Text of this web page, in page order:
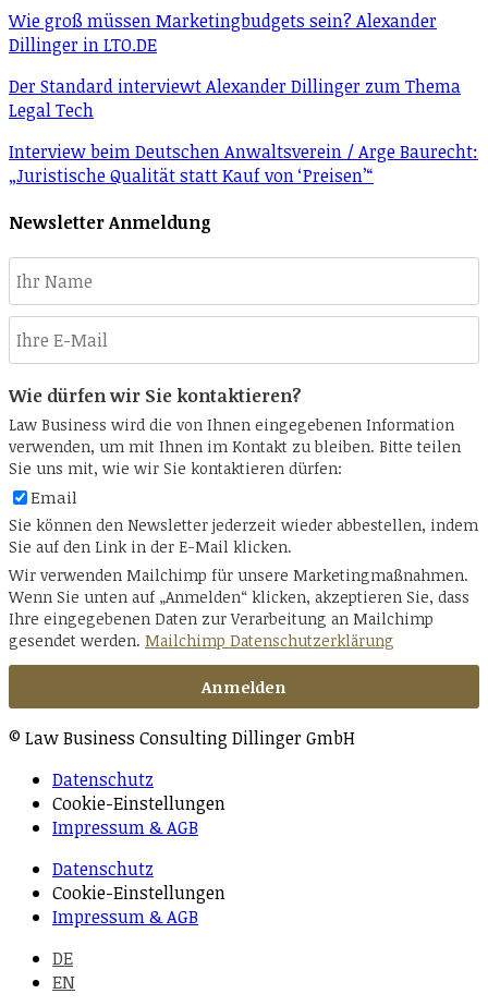
Wie groß müssen Mar­ke­ting­bud­gets sein? Alexander
Dillinger in LTO.DE
Der Standard interviewt Alexander Dillinger zum Thema
Legal Tech
Interview beim Deutschen Anwaltsverein / Arge Baurecht:
„Juristische Qualität statt Kauf von ‘Preisen’“
Newsletter Anmeldung
Wie dürfen wir Sie kontaktieren?
Law Business wird die von Ihnen eingegebenen Information
verwenden, um mit Ihnen im Kontakt zu bleiben. Bitte teilen
Sie uns mit, wie wir Sie kontaktieren dürfen:
Email
Sie können den Newsletter jederzeit wieder abbestellen, indem
Sie auf den Link in der E-Mail klicken.
Wir verwenden Mailchimp für unsere Marketingmaßnahmen.
Wenn Sie unten auf „Anmelden“ klicken, akzeptieren Sie, dass
Ihre eingegebenen Daten zur Verarbeitung an Mailchimp
gesendet werden. Mailchimp Datenschutzerklärung
© Law Business Consulting Dillinger GmbH
Datenschutz
Cookie-Einstellungen
Impressum & AGB
Datenschutz
Cookie-Einstellungen
Impressum & AGB
DE
EN